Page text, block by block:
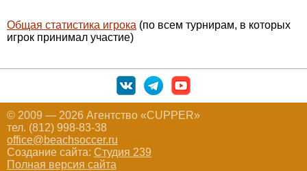
Общая статистика игрока (по всем турнирам, в которых
игрок принимал участие)
© 2009 — 2026 Агентство «CUPPER»
тел. (812) 998-83-38
office@beachsoccer.ru
Создание сайта: Студия 239
Полная версия сайта